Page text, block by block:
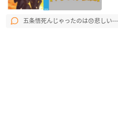
五条悟死んじゃったのは😞悲しい⋯